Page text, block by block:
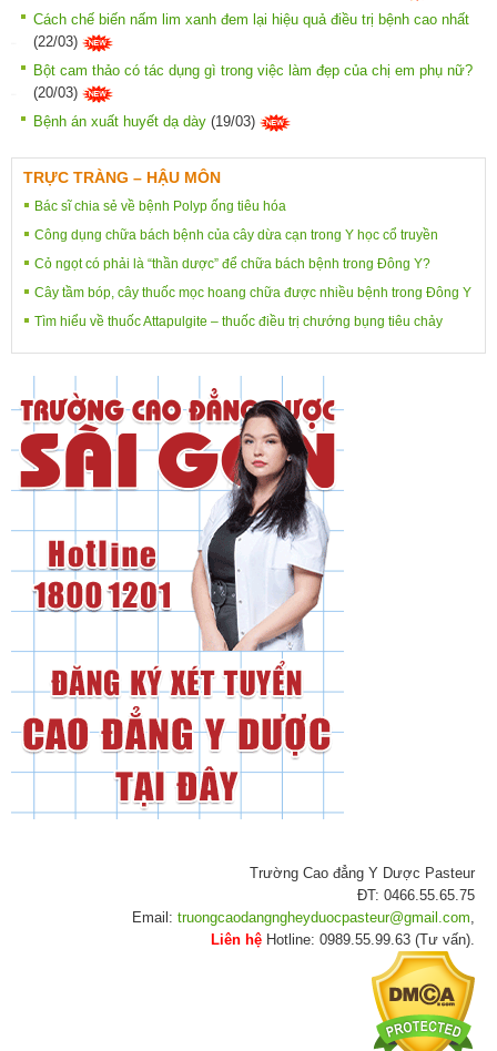
Cách chế biến nấm lim xanh đem lại hiệu quả điều trị bệnh cao nhất
(22/03)
Bột cam thảo có tác dụng gì trong việc làm đẹp của chị em phụ nữ?
(20/03)
Bệnh án xuất huyết dạ dày (19/03)
TRỰC TRÀNG – HẬU MÔN
Bác sĩ chia sẻ về bệnh Polyp ống tiêu hóa
Công dụng chữa bách bệnh của cây dừa cạn trong Y học cổ truyền
Cỏ ngọt có phải là “thần dược” để chữa bách bệnh trong Đông Y?
Cây tầm bóp, cây thuốc mọc hoang chữa được nhiều bệnh trong Đông Y
Tìm hiểu về thuốc Attapulgite – thuốc điều trị chướng bụng tiêu chảy
Trường Cao đẳng Y Dược Pasteur
ĐT: 0466.55.65.75
Email: truongcaodangngheyduocpasteur@gmail.com
Liên hệ Hotline: 0989.55.99.63 (Tư vấn).